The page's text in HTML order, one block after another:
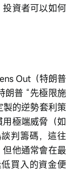
資者可以如何
Out（特朗普
朗普 “先極限施
製的逆勢套利策
極端威脅（如
判籌碼，這往
他通常會在最
買入的資金便